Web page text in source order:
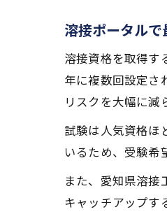
溶接ポータル
溶接資格を取得す
年に複数回設定さ
リスクを大幅に減
試験は人気資格ほ
いるため、受験希
また、愛知県溶
キャッチアップす